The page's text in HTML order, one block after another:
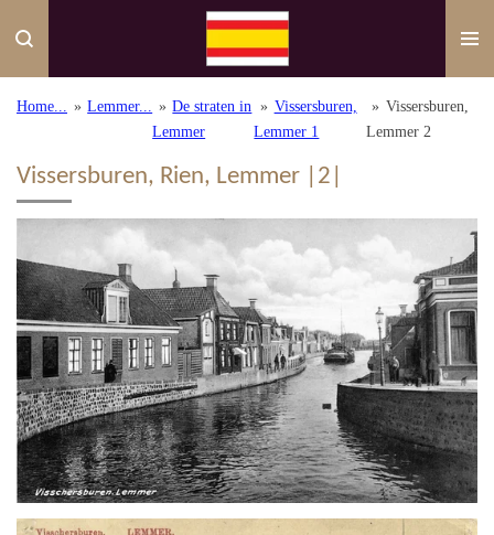
direct
de
Home... » Lemmer... » De straten in
Lemmer
» Vissersburen,
Lemmer 1
» Vissersburen,
Lemmer 2
Vissersburen, Rien, Lemmer |2|